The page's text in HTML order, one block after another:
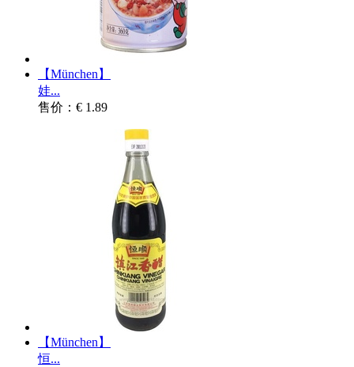
【München】
娃...
售价：€ 1.89
【München】
恒...